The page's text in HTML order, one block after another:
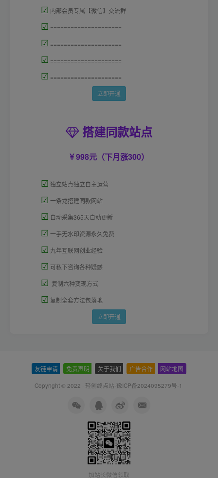
☑ 内部会员专属【微信】交流群
☑ =====================
☑ =====================
☑ =====================
☑ =====================
立即开通
搭建同款站点
998元（下月涨300）
☑ 独立站点独立自主运营
☑ 一条龙搭建同款网站
☑ 自动采集365天自动更新
☑ 一手无水印资源永久免费
☑ 九年互联网创业经验
☑ 可私下咨询各种疑惑
☑ 复制六种变现方式
☑ 复制全套方法包落地
立即开通
友链申请 免责声明 关于我们 广告合作 网站地图
Copyright © 2022 · 轻创终点站-豫ICP备2024095279号-1
加站长微信领取